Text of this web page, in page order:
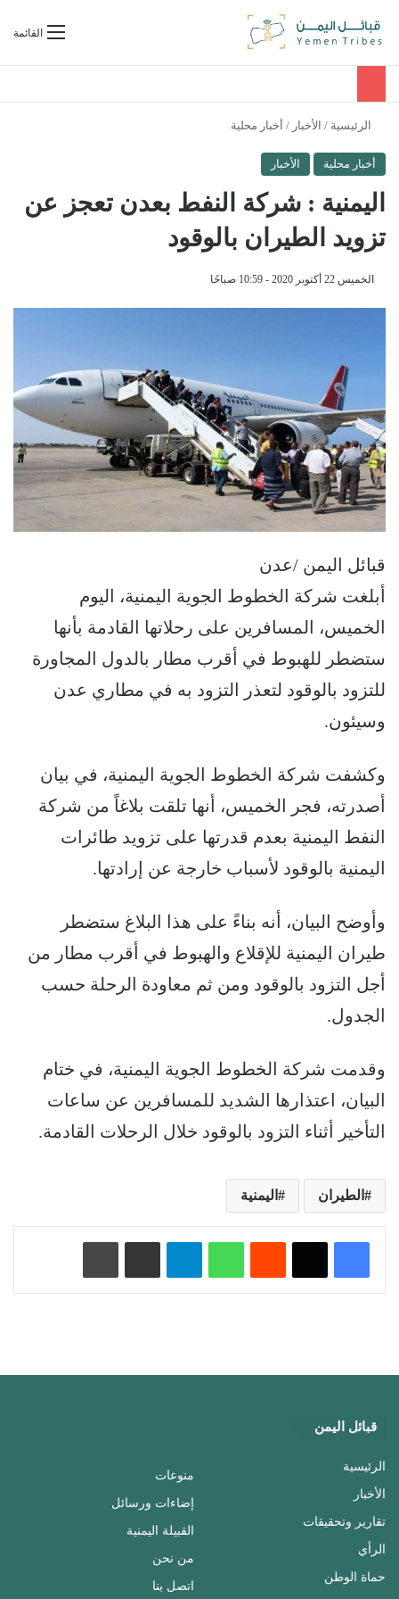
القائمةبحث عن
الرئيسية / الأخبار / أخبار محلية
أخبار محلية الأخبار
اليمنية : شركة النفط بعدن تعجز عن
تزويد الطيران بالوقود
الخميس 22 أكتوبر 2020 - 10:59 صباحًا
قبائل اليمن /عدن
أبلغت شركة الخطوط الجوية اليمنية، اليوم
الخميس، المسافرين على رحلاتها القادمة بأنها
ستضطر للهبوط في أقرب مطار بالدول المجاورة
للتزود بالوقود لتعذر التزود به في مطاري عدن
وسيئون.
وكشفت شركة الخطوط الجوية اليمنية، في بيان
أصدرته، فجر الخميس، أنها تلقت بلاغاً من شركة
النفط اليمنية بعدم قدرتها على تزويد طائرات
اليمنية بالوقود لأسباب خارجة عن إرادتها.
وأوضح البيان، أنه بناءً على هذا البلاغ ستضطر
طيران اليمنية للإقلاع والهبوط في أقرب مطار من
أجل التزود بالوقود ومن ثم معاودة الرحلة حسب
الجدول.
وقدمت شركة الخطوط الجوية اليمنية، في ختام
البيان، اعتذارها الشديد للمسافرين عن ساعات
التأخير أثناء التزود بالوقود خلال الرحلات القادمة.
الطيران اليمنية
واتساب تيلقرام
قبائل اليمن
الرئيسية
الأخبار
تقارير وتحقيقات
الرأي
حماة الوطن
منوعات
إضاءات ورسائل
القبيلة اليمنية
من نحن
اتصل بنا